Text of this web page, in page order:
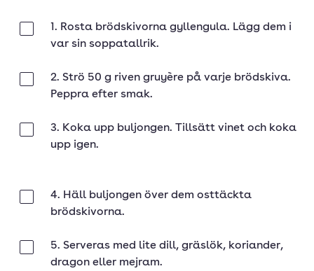
1. Rosta brödskivorna gyllengula. Lägg dem i
var sin soppatallrik.
2. Strö 50 g riven gruyère på varje brödskiva.
Peppra efter smak.
3. Koka upp buljongen. Tillsätt vinet och koka
upp igen.
4. Häll buljongen över dem osttäckta
brödskivorna.
5. Serveras med lite dill, gräslök, koriander,
dragon eller mejram.